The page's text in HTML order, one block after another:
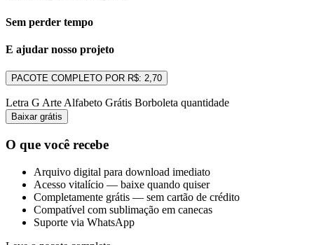
Sem perder tempo
E ajudar nosso projeto
Letra G Arte Alfabeto Grátis Borboleta quantidade
Baixar grátis
O que você recebe
Arquivo digital para download imediato
Acesso vitalício — baixe quando quiser
Completamente grátis — sem cartão de crédito
Compatível com sublimação em canecas
Suporte via WhatsApp